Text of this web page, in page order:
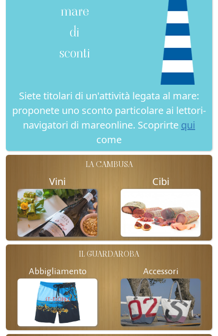
mare
di
sconti
Siete titolari di un'attività legata al mare:
proponete uno sconto particolare ai lettori-
navigatori di mareonline. Scoprirte qui
come
LA CAMBUSA
Vini Cibi
IL GUARDAROBA
Abbigliamento Accessori